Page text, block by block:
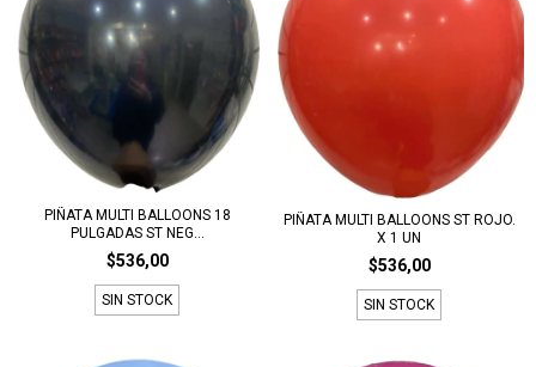
PIÑATA MULTI BALLOONS 18
PULGADAS ST NEG...
$536,00
SIN STOCK
PIÑATA MULTI BALLOONS ST ROJO.
X 1 UN
$536,00
SIN STOCK